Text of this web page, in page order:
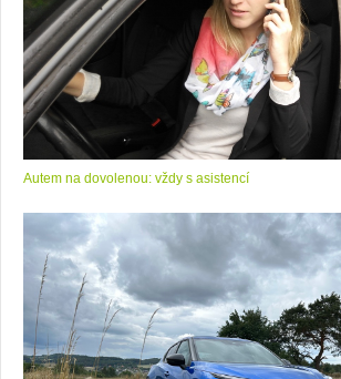
Autem na dovolenou: vždy s asistencí